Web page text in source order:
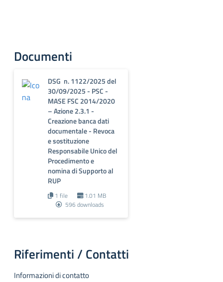
Documenti
DSG n. 1122/2025 del
30/09/2025 - PSC -
MASE FSC 2014/2020
– Azione 2.3.1 -
Creazione banca dati
documentale - Revoca
e sostituzione
Responsabile Unico del
Procedimento e
nomina di Supporto al
RUP
1 file
1.01 MB
596 downloads
Riferimenti / Contatti
Informazioni di contatto